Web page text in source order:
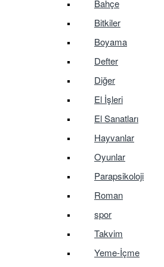
Bahçe
Bitkiler
Boyama
Defter
Diğer
El İşleri
El Sanatları
Hayvanlar
Oyunlar
Parapsikoloji
Roman
spor
Takvim
Yeme-İçme